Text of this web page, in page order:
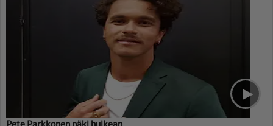
Pete Parkkonen näki huikean